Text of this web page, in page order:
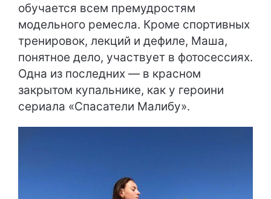
обучается всем премудростям
модельного ремесла. Кроме спортивных
тренировок, лекций и дефиле, Маша,
понятное дело, участвует в фотосессиях.
Одна из последних — в красном
закрытом купальнике, как у героини
сериала «Спасатели Малибу».